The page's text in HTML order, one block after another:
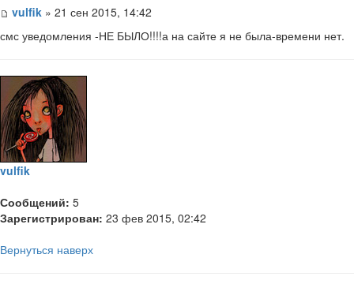
vulfik » 21 сен 2015, 14:42
смс уведомления -НЕ БЫЛО!!!!а на сайте я не была-времени нет.
vulfik
Сообщений: 5
Зарегистрирован: 23 фев 2015, 02:42
Вернуться наверх